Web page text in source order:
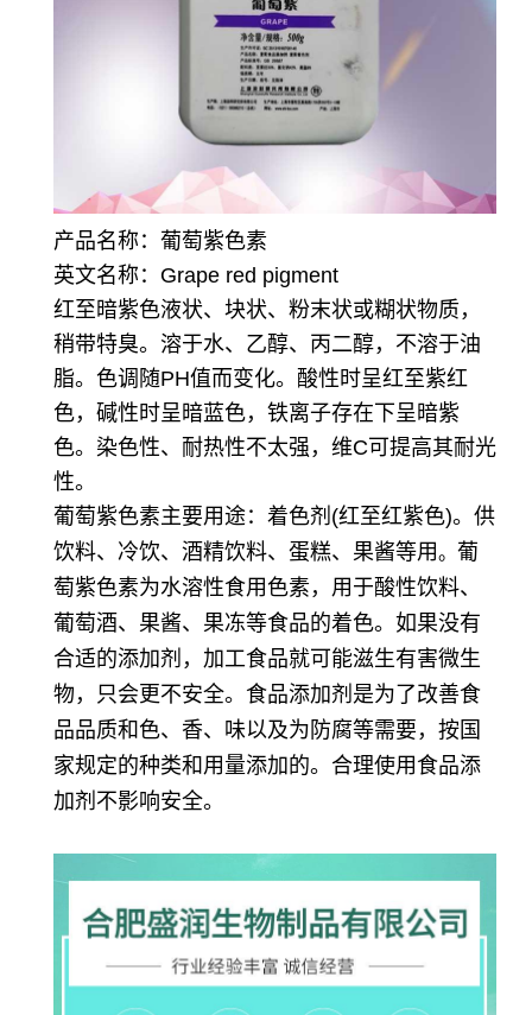
产品名称：葡萄紫色素
英文名称：Grape red pigment
红至暗紫色液状、块状、粉末状或糊状物质，
稍带特臭。溶于水、乙醇、丙二醇，不溶于油
脂。色调随PH值而变化。酸性时呈红至紫红
色，碱性时呈暗蓝色，铁离子存在下呈暗紫
色。染色性、耐热性不太强，维C可提高其耐光
性。
葡萄紫色素主要用途：着色剂(红至红紫色)。供
饮料、冷饮、酒精饮料、蛋糕、果酱等用。 葡
萄紫色素为水溶性食用色素，用于酸性饮料、
葡萄酒、果酱、果冻等食品的着色。如果没有
合适的添加剂，加工食品就可能滋生有害微生
物，只会更不安全。食品添加剂是为了改善食
品品质和色、香、味以及为防腐等需要，按国
家规定的种类和用量添加的。合理使用食品添
加剂不影响安全。